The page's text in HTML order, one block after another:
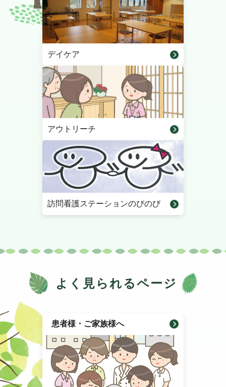
デイケア
アウトリーチ
訪問看護ステーションのびのび
よく見られるページ
患者様・ご家族様へ